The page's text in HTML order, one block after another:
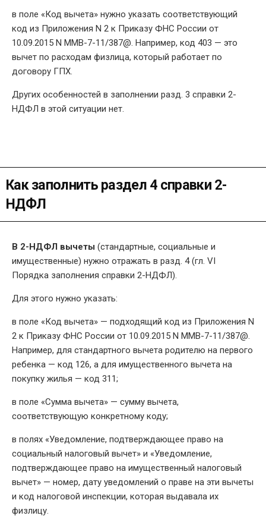
в поле «Код вычета» нужно указать соответствующий
код из Приложения N 2 к Приказу ФНС России от
10.09.2015 N ММВ-7-11/387@. Например, код 403 — это
вычет по расходам физлица, который работает по
договору ГПХ.
Других особенностей в заполнении разд. 3 справки 2-
НДФЛ в этой ситуации нет.
Как заполнить раздел 4 справки 2-
НДФЛ
В 2-НДФЛ вычеты (стандартные, социальные и
имущественные) нужно отражать в разд. 4 (гл. VI
Порядка заполнения справки 2-НДФЛ).
Для этого нужно указать:
в поле «Код вычета» — подходящий код из Приложения N
2 к Приказу ФНС России от 10.09.2015 N ММВ-7-11/387@.
Например, для стандартного вычета родителю на первого
ребенка — код 126, а для имущественного вычета на
покупку жилья — код 311;
в поле «Сумма вычета» — сумму вычета,
соответствующую конкретному коду;
в полях «Уведомление, подтверждающее право на
социальный налоговый вычет» и «Уведомление,
подтверждающее право на имущественный налоговый
вычет» — номер, дату уведомлений о праве на эти вычеты
и код налоговой инспекции, которая выдавала их
физлицу.